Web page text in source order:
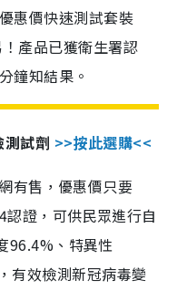
惠價快速測試套裝
產品已獲衛生署認
鐘知結果。
測試劑 >>按此選購<<
有售，優惠價只要
證，可供民眾進行自
96.4%、特異性
有效檢測新冠病毒變